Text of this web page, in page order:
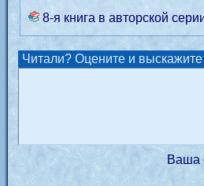
8-я книга в авторской
Читали? Оцените и
Ваша